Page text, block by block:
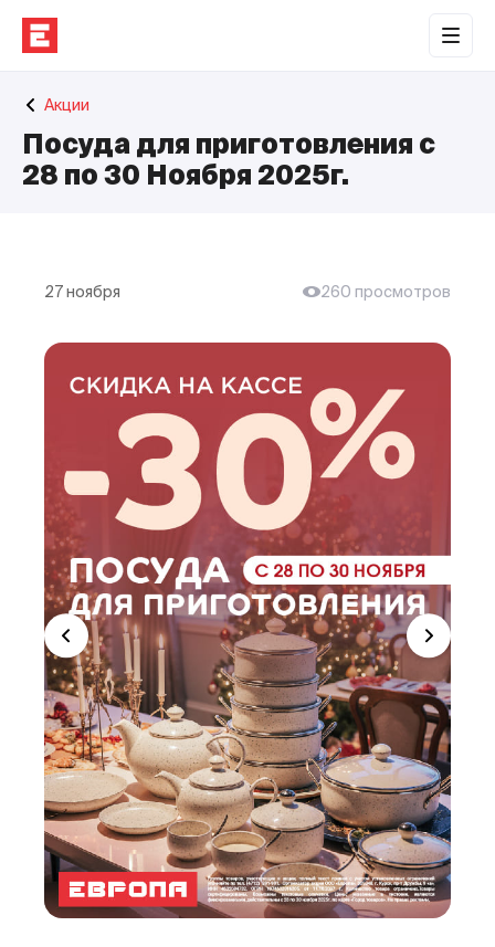
Торговые центры
Сотрудничество
Контакты
Акции
Посуда для приготовления с
28 по 30 Ноября 2025г.
27 ноября 260 просмотров